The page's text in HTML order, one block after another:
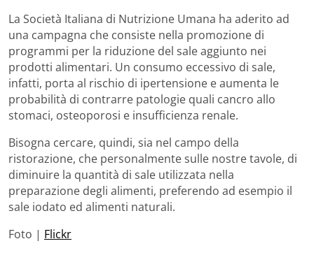
La Società Italiana di Nutrizione Umana ha aderito ad
una campagna che consiste nella promozione di
programmi per la riduzione del sale aggiunto nei
prodotti alimentari. Un consumo eccessivo di sale,
infatti, porta al rischio di ipertensione e aumenta le
probabilità di contrarre patologie quali cancro allo
stomaci, osteoporosi e insufficienza renale.
Bisogna cercare, quindi, sia nel campo della
ristorazione, che personalmente sulle nostre tavole, di
diminuire la quantità di sale utilizzata nella
preparazione degli alimenti, preferendo ad esempio il
sale iodato ed alimenti naturali.
Foto | Flickr